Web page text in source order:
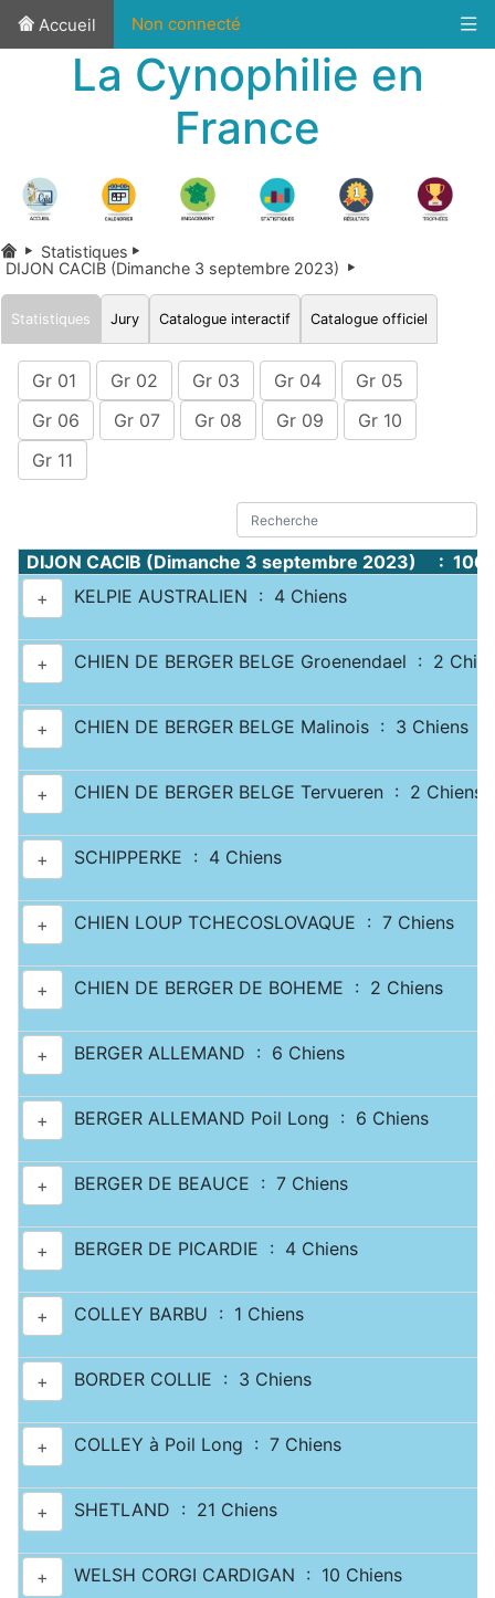
Accueil Non connecté
La Cynophilie en
France
Statistiques
DIJON CACIB (Dimanche 3 septembre 2023)
Statistiques Jury Catalogue interactif Catalogue officiel
Gr 01 Gr 02 Gr 03 Gr 04
Gr 05
Gr 06
Gr 07 Gr 08 Gr 09
Gr 10
Gr 11
DIJON CACIB (Dimanche 3 septembre 2023) :
+
KELPIE AUSTRALIEN : 4 Chiens
+ CHIEN DE BERGER BELGE Groenendael : 2
+ CHIEN DE BERGER BELGE Malinois : 3 Chiens
+ CHIEN DE BERGER BELGE Tervueren : 2 Chiens
+ SCHIPPERKE : 4 Chiens
+ CHIEN LOUP TCHECOSLOVAQUE : 7 Chiens
+ CHIEN DE BERGER DE BOHEME : 2 Chiens
+ BERGER ALLEMAND : 6 Chiens
+ BERGER ALLEMAND Poil Long : 6 Chiens
+ BERGER DE BEAUCE : 7 Chiens
+ BERGER DE PICARDIE : 4 Chiens
+ COLLEY BARBU : 1 Chiens
+ BORDER COLLIE : 3 Chiens
+ COLLEY à Poil Long : 7 Chiens
+ SHETLAND : 21 Chiens
+ WELSH CORGI CARDIGAN : 10 Chiens